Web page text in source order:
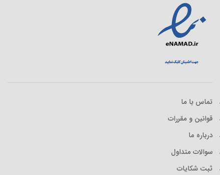
تماس با ما
قوانین و مقررات
درباره ما
سوالات متداول
ثبت شکایات